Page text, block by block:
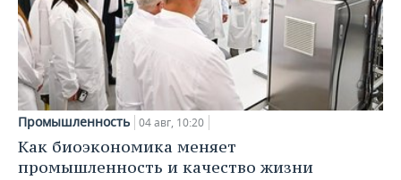
Промышленность 04 авг, 10:20
Как биоэкономика меняет
промышленность и качество жизни